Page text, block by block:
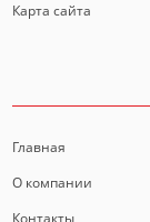
Карта сайта
Главная
О компании